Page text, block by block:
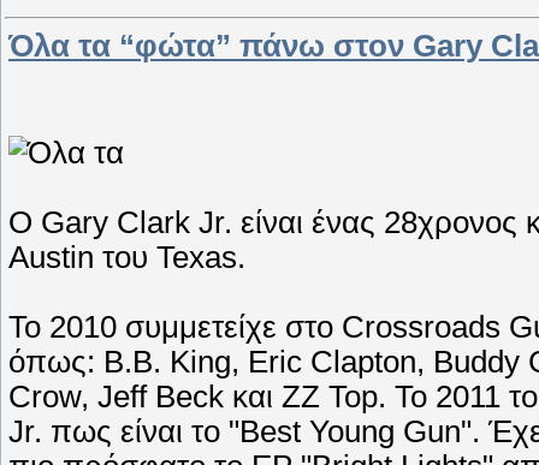
Όλα τα “φώτα” πάνω στον Gary
Ο Gary Clark Jr. είναι ένας 28χρονος
Austin του Texas.
Το 2010 συμμετείχε στο Crossroads
όπως: B.B. King, Eric Clapton, Buddy
Crow, Jeff Beck και ZZ Top. To 2011
Jr. πως είναι το "Best Young Gun".